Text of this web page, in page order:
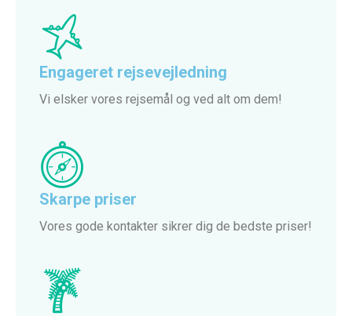
Engageret rejsevejledning
Vi elsker vores rejsemål og ved alt om dem!
Skarpe priser
Vores gode kontakter sikrer dig de bedste priser!